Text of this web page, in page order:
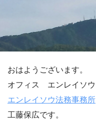
おはようございます。
オフィス エンレイソウ
エンレイソウ法務事務所
工藤保広です。